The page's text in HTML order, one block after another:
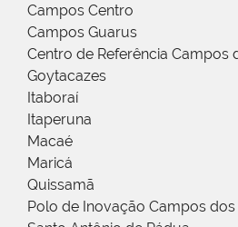
Campos Centro
Campos Guarus
Centro de Referência Campos
Goytacazes
Itaboraí
Itaperuna
Macaé
Maricá
Quissamã
Polo de Inovação Campos